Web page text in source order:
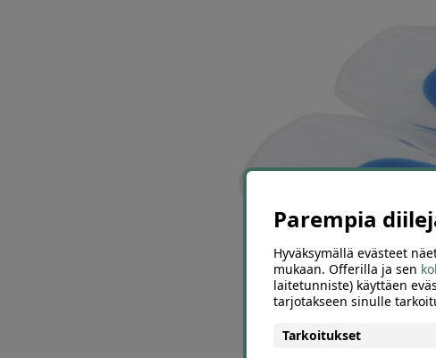
Parempia
Hyväksymällä evästeet
mukaan. Offerilla ja sen
laitetunniste) käyttäen
tarjotakseen sinulle
Tarkoitukset